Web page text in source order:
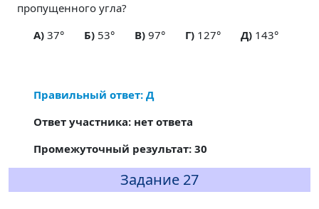
пропущенного угла?
A)37° Б)53° В)97° Г)127° Д)143°
Правильный ответ: Д
Ответ участника: нет ответа
Промежуточный результат: 30
Задание 27